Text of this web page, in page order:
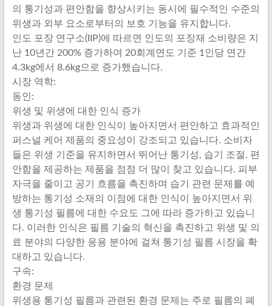
의 통기성과 편안함을 향상시키는 동시에 필수적인 수준의
위생과 외부 요소로부터의 보호 기능을 유지합니다.
인도 포장 연구소(IIP)에 따르면 인도의 포장재 소비량은 지
난 10년간 200% 증가하여 20회계연도 기준 1인당 연간
4.3kg에서 8.6kg으로 증가했습니다.
시장 역학:
동인:
위생 및 위생에 대한 인식 증가
위생과 위생에 대한 인식이 높아지면서 편안하고 효과적인
퍼스널 케어 제품의 중요성이 강조되고 있습니다. 소비자
들은 위생 기준을 유지하면서 뛰어난 통기성, 습기 조절, 편
안함을 제공하는 제품을 점점 더 많이 찾고 있습니다. 피부
자극을 줄이고 공기 흐름을 촉진하며 습기 관련 문제를 예
방하는 통기성 소재의 이점에 대한 인식이 높아지면서 위
생 통기성 필름에 대한 수요도 그에 따라 증가하고 있습니
다. 이러한 인식은 필름 기술의 혁신을 촉진하고 위생 및 의
료 분야의 다양한 응용 분야에 걸쳐 통기성 필름 시장을 확
대하고 있습니다.
구속:
환경 문제
위생용 통기성 필름과 관련된 환경 문제는 주로 필름의 폐